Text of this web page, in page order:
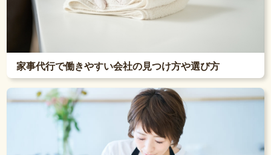
家事代行で働きやすい会社の見つけ方や選び方